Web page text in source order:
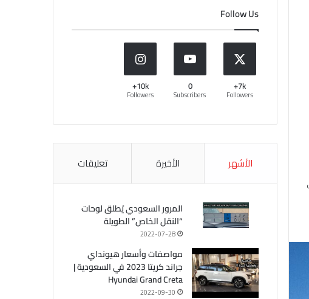
Follow Us
7k+
Followers
0
Subscribers
10k+
Followers
الأشهر الأخيرة تعليقات
المرور السعودي يُطلق لوحات
“النقل الخاص” الطويلة
2022-07-28
مواصفات وأسعار هيونداي
جراند كريتا 2023 في السعودية |
Hyundai Grand Creta
2022-09-30